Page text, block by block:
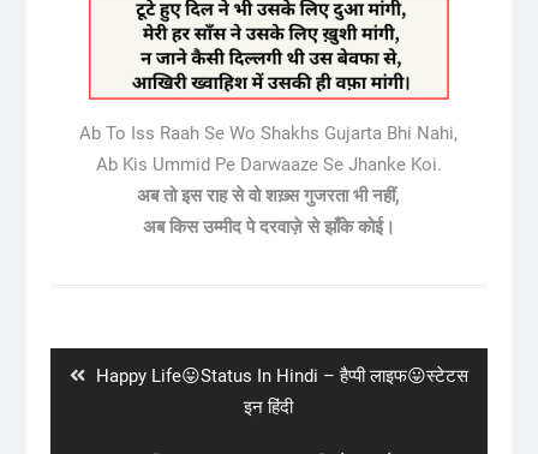
Ab To Iss Raah Se Wo Shakhs Gujarta Bhi Nahi,
Ab Kis Ummid Pe Darwaaze Se Jhanke Koi.
अब तो इस राह से वो शख़्स गुजरता भी नहीं,
अब किस उम्मीद पे दरवाज़े से झाँके कोई।
Previous
Happy Life😛Status In Hindi – हैप्पी लाइफ😛स्टेटस
इन हिंदी